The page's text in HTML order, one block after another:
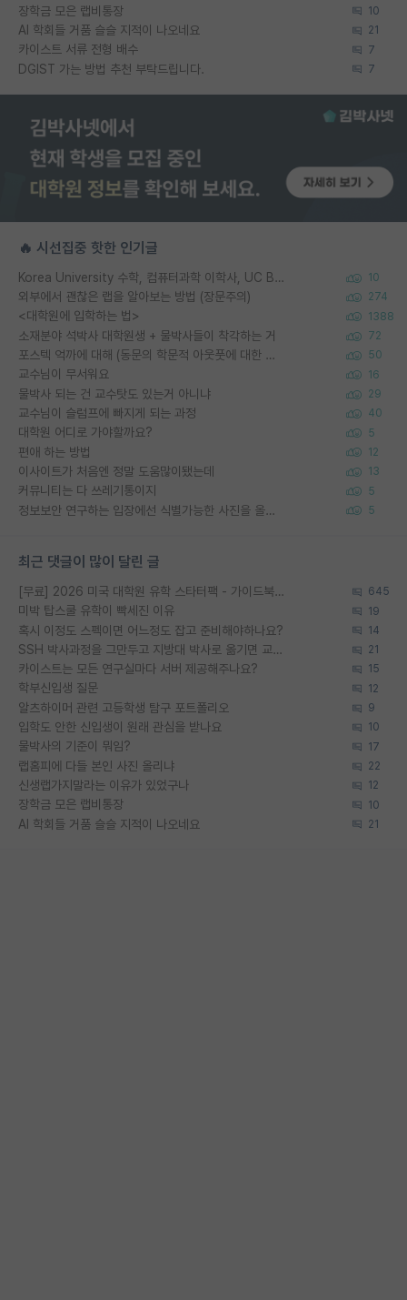
장학금 모은 랩비통장 10
AI 학회들 거품 슬슬 지적이 나오네요 21
카이스트 서류 전형 배수 7
DGIST 가는 방법 추천 부탁드립니다. 7
🔥 시선집중 핫한 인기글
Korea University 수학, 컴퓨터과학 이학사, UC Berkeley 산업공학 대학원 공학박사가 되는 것은 쉽지 않겠죠? 10
외부에서 괜찮은 랩을 알아보는 방법 (장문주의) 274
<대학원에 입학하는 법> 1388
소재분야 석박사 대학원생 + 물박사들이 착각하는 거 72
포스텍 억까에 대해 (동문의 학문적 아웃풋에 대한 반박) 50
교수님이 무서워요 16
물박사 되는 건 교수탓도 있는거 아니냐 29
교수님이 슬럼프에 빠지게 되는 과정 40
대학원 어디로 가야할까요? 5
편애 하는 방법 12
이사이트가 처음엔 정말 도움많이됐는데 13
커뮤니티는 다 쓰레기통이지 5
정보보안 연구하는 입장에선 식별가능한 사진을 올리는건 비추이긴함 5
최근 댓글이 많이 달린 글
[무료] 2026 미국 대학원 유학 스타터팩 - 가이드북 & 합격자 컨택메일 템플릿 645
미박 탑스쿨 유학이 빡세진 이유 19
혹시 이정도 스펙이면 어느정도 잡고 준비해야하나요? 14
SSH 박사과정을 그만두고 지방대 박사로 옮기면 교수의 꿈은 끝일까요? 21
카이스트는 모든 연구실마다 서버 제공해주나요? 15
학부신입생 질문 12
알츠하이머 관련 고등학생 탐구 포트폴리오 9
입학도 안한 신입생이 원래 관심을 받나요 10
물박사의 기준이 뭐임? 17
랩홈피에 다들 본인 사진 올리냐 22
신생랩가지말라는 이유가 있었구나 12
장학금 모은 랩비통장 10
AI 학회들 거품 슬슬 지적이 나오네요 21